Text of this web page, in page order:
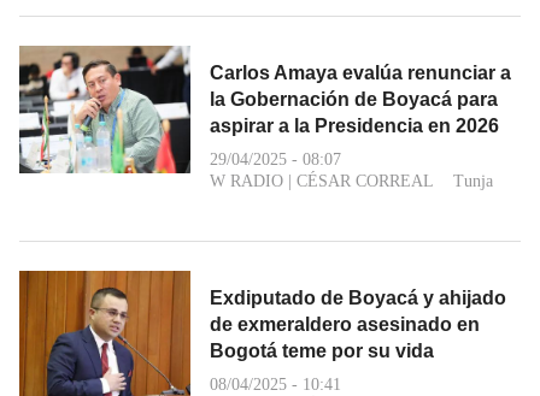
Carlos Amaya evalúa renunciar a
la Gobernación de Boyacá para
aspirar a la Presidencia en 2026
29/04/2025 - 08:07
W RADIO | CÉSAR CORREAL Tunja
Exdiputado de Boyacá y ahijado
de exmeraldero asesinado en
Bogotá teme por su vida
08/04/2025 - 10:41